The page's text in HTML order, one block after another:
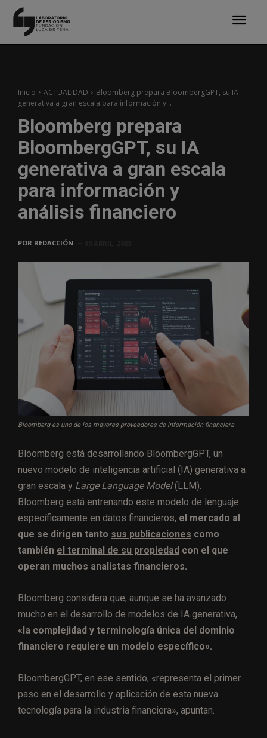
Inicio ACTUALIDAD
Bloomberg prepara BloombergGPT, su IA
generativa a gran escala para información y...
Bloomberg prepara
BloombergGPT, su IA
generativa a gran escala
para información y
análisis financiero
POR REDACCIÓN
Bloomberg es uno de los mayores proveedores de información financiera
Bloomberg está desarrollando BloombergGPT, un
nuevo modelo de inteligencia artificial (IA) generativa a
gran escala y Large Language Model(LLM).
Bloomberg está entrenando este modelo de lenguaje
específicamente en datos financieros, el mercado al
que se dirigen tanto sus publicaciones como
también el terminal de su propiedad con el que
operan muchos analistas financieros.
Bloomberg considera que, aunque se ha avanzado
mucho en el desarrollo de modelos de IA generativa,
«la complejidad y terminología única del dominio
financiero requiere un modelo específico».
BloombergGPT, en ese sentido, «representa el primer
paso en el desarrollo y aplicación de esta nueva
tecnología para la industria financiera», apuntan.